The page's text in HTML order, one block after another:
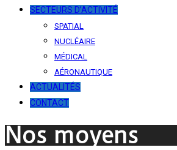
SECTEURS D’ACTIVITÉ
SPATIAL
NUCLÉAIRE
MÉDICAL
AÉRONAUTIQUE
ACTUALITÉS
CONTACT
Nos moyens